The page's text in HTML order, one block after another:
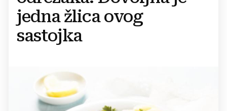
jedna žlica ovog
sastojka